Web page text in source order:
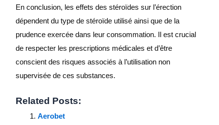
En conclusion, les effets des stéroïdes sur l’érection
dépendent du type de stéroïde utilisé ainsi que de la
prudence exercée dans leur consommation. Il est crucial
de respecter les prescriptions médicales et d’être
conscient des risques associés à l’utilisation non
supervisée de ces substances.
Related Posts:
Aerobet